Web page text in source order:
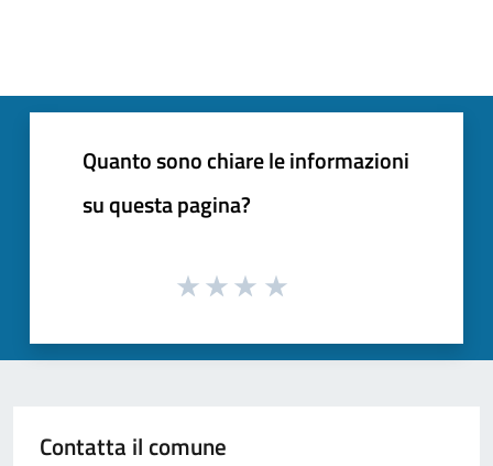
Quanto sono chiare le informazioni
su questa pagina?
Contatta il comune